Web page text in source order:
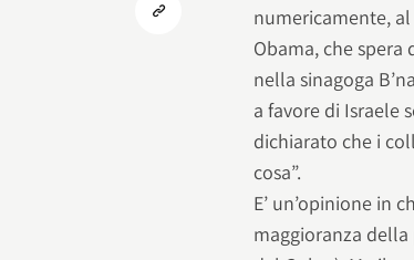
numericamente,
Obama, che spera
nella sinagoga
a favore di Israele
dichiarato che i
cosa”.
E’ un’opinione in
maggioranza